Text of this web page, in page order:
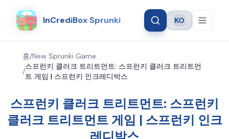
InCrediBox Sprunki Language
KO
홈/New Sprunki Game
/
스프런키 클러크 트리트먼트: 스프런키 클러크 트리트먼
트 게임 | 스프런키 인크레디박스
스프런키 클러크 트리트먼트: 스프런키
클러크 트리트먼트 게임 | 스프런키 인크